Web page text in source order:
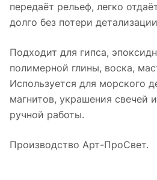
передаёт рельеф, легко
долго без потери
Подходит для гипса,
полимерной глины, воска,
Используется для морского
магнитов, украшения свечей
ручной работы.
Производство Арт-ПроСвет.